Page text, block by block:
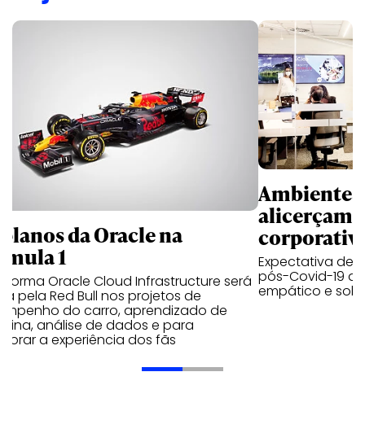
da Oracle na
1
Oracle Cloud Infrastructure será
pela Red Bull nos projetos de
do carro, aprendizado de
análise de dados e para
a experiência dos fãs
Ambientes
alicerçam
Expectativa de
pós-Covid-19
empático e